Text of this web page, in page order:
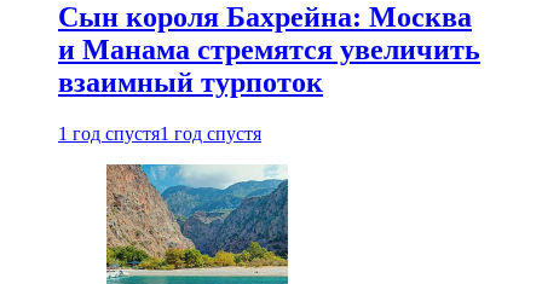
Сын короля Бахрейна: Москва
и Манама стремятся увеличить
взаимный турпоток
1 год спустя1 год спустя